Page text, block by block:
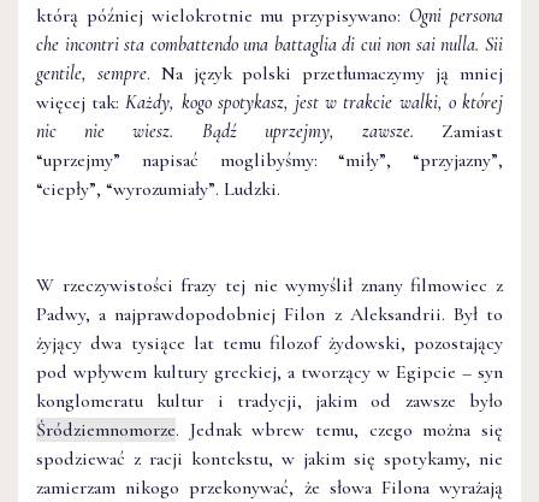
którą później wielokrotnie mu przypisywano: Ogni persona
che incontri sta combattendo una battaglia di cui non sai nulla. Sii
gentile, sempre. Na język polski przetłumaczymy ją mniej
więcej tak:Każdy, kogo spotykasz, jest w trakcie walki, o której
nic nie wiesz. Bądź uprzejmy, zawsze. Zamiast
“uprzejmy” napisać moglibyśmy: “miły”, “przyjazny”,
“ciepły”, “wyrozumiały”. Ludzki.
W rzeczywistości frazy tej nie wymyślił znany filmowiec z
Padwy, a najprawdopodobniej Filon z Aleksandrii. Był to
żyjący dwa tysiące lat temu filozof żydowski, pozostający
pod wpływem kultury greckiej, a tworzący w Egipcie – syn
konglomeratu kultur i tradycji, jakim od zawsze było
Śródziemnomorze. Jednak wbrew temu, czego można się
spodziewać z racji kontekstu, w jakim się spotykamy, nie
zamierzam nikogo przekonywać, że słowa Filona wyrażają